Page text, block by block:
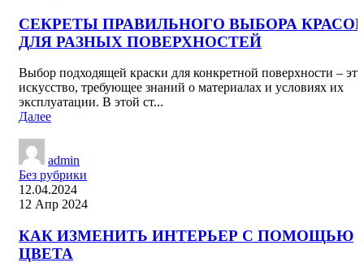
СЕКРЕТЫ ПРАВИЛЬНОГО ВЫБОРА
ДЛЯ РАЗНЫХ ПОВЕРХНОСТЕЙ
Выбор подходящей краски для конкретной поверхности – это
искусство, требующее знаний о материалах и условиях их
эксплуатации. В этой ст...
Далее
admin
Без рубрики
12.04.2024
12 Апр 2024
КАК ИЗМЕНИТЬ ИНТЕРЬЕР С ПОМОЩЬЮ
ЦВЕТА